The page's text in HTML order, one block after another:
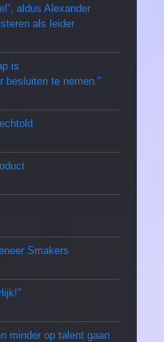
aldus Alexander
als leider
is
besluiten te nemen.”
Smakers
minder op talent gaan